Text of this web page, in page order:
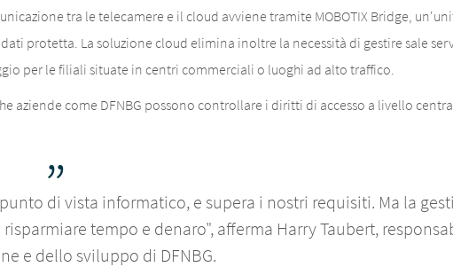
tra le telecamere e il cloud avviene tramite MOBOTIX Bridge,
protetta. La soluzione cloud elimina inoltre la necessità di gestire sale
per le filiali situate in centri commerciali o luoghi ad alto traffico.
aziende come DFNBG possono controllare i diritti di accesso a livello
di vista informatico, e supera i nostri requisiti. Ma la
tempo e denaro", afferma Harry Taubert,
e dello sviluppo di DFNBG.